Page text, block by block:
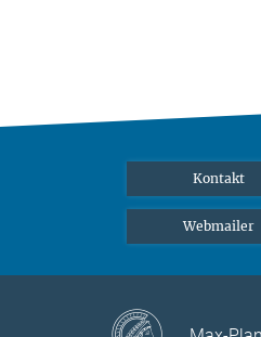
Kontakt
Webmailer